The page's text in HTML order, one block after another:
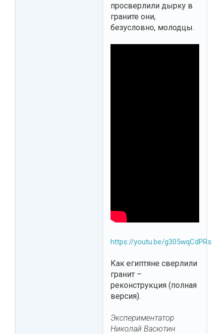
просверлили дырку в
граните они,
безусловно, молодцы.
https://youtu.be/g305wqCdPRs
Как египтяне сверлили
гранит –
реконструкция (полная
версия).
Экспериментатор
Николай Васютин